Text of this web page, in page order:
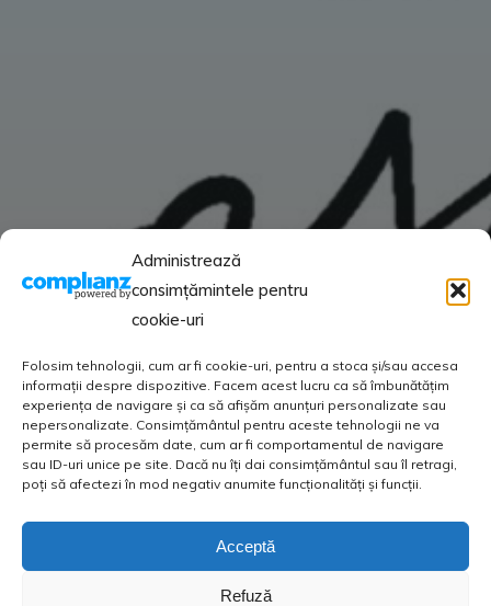
Administrează
consimțămintele pentru
cookie-uri
Folosim tehnologii, cum ar fi cookie-uri, pentru a stoca și/sau accesa
informații despre dispozitive. Facem acest lucru ca să îmbunătățim
experiența de navigare și ca să afișăm anunțuri personalizate sau
nepersonalizate. Consimțământul pentru aceste tehnologii ne va
permite să procesăm date, cum ar fi comportamentul de navigare
sau ID-uri unice pe site. Dacă nu îți dai consimțământul sau îl retragi,
poți să afectezi în mod negativ anumite funcționalități și funcții.
Acceptă
Refuză